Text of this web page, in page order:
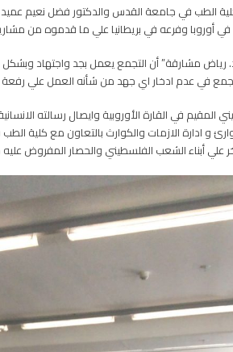
الطب في جامعة القدس والدكتور فضل نعيم
أوروبا وفرعه في بريطانيا علي ما قدموه من
مشارقة” أن التجمع يعمل بجد واجتهاد وبشكل
في عدم ادخار اي جهد من شأنه العمل علي
في القارة الأوروبية وايصال رسالته
و ادارة الازمات والكوارث بالتعاون مع كلية
علي أبناء الشعب الفلسطيني والحصار المفروض